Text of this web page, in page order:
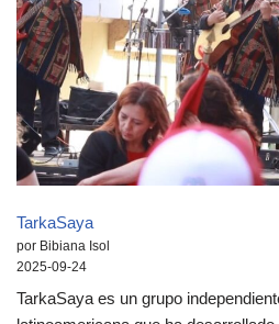
TarkaSaya
por Bibiana Isol
2025-09-24
TarkaSaya es un grupo